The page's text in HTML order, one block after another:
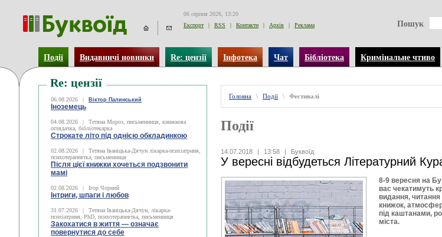
06 серпня 2026, 13:20
Експорт
| RSS | Контакти | Архів | Реклама Пошук
Події Видавничі новинки Re: цензії Інфотека Чат Бібліотека Кримінальне чтиво
Re: цензії
06.08.2026 | Віктор Палинський
Іноземець
04.08.2026 |
Тетяна Мороз, письменниця, книжкова
оглядачка, бібліотекарка
Строкате літо під однією обкладинкою
02.08.2026 |
Тетяна Іваніцька-Дячун лікарка-психіатриня,
психотерапевтка, письменниця
Після цієї книжки хочеться подзвонити
мамі
02.08.2026 | Ігор Чорний
Інтриги, шпаги і любов
31.07.2026 |
Тетяна Іваніцька-Дячун, лікарка-
психіатриня, PhD, психотерапевтка, письменниця
Закохатися в життя — означає
повернутися до себе
Головна \ Події \ Фестивалі
Події
14.07.2018 | 13:58 | Буквоїд
У вересні відбудеться Літературний
8-9 вересня на
вас чекатимуть
видання, читання
книжок,
під каштанами,
міста.